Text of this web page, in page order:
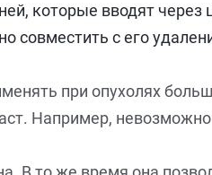
которые вводят
совместить с его
при опухолях
Например,